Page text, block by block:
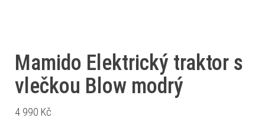
Mamido Elektrický traktor s
vlečkou Blow modrý
4 990 Kč